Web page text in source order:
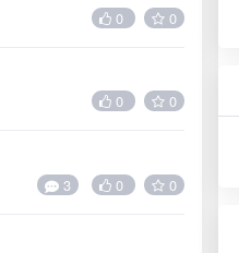
0 0
0 0
3 0 0